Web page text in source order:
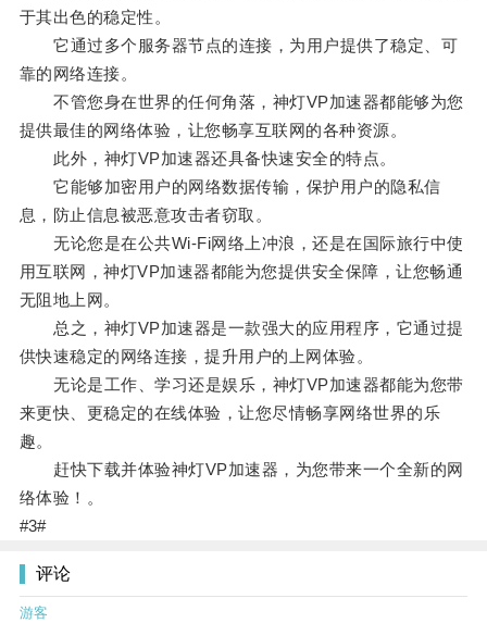
于其出色的稳定性。
它通过多个服务器节点的连接，为用户提供了稳定、可
靠的网络连接。
不管您身在世界的任何角落，神灯VP加速器都能够为您
提供最佳的网络体验，让您畅享互联网的各种资源。
此外，神灯VP加速器还具备快速安全的特点。
它能够加密用户的网络数据传输，保护用户的隐私信
息，防止信息被恶意攻击者窃取。
无论您是在公共Wi-Fi网络上冲浪，还是在国际旅行中使
用互联网，神灯VP加速器都能为您提供安全保障，让您畅通
无阻地上网。
总之，神灯VP加速器是一款强大的应用程序，它通过提
供快速稳定的网络连接，提升用户的上网体验。
无论是工作、学习还是娱乐，神灯VP加速器都能为您带
来更快、更稳定的在线体验，让您尽情畅享网络世界的乐
趣。
赶快下载并体验神灯VP加速器，为您带来一个全新的网
络体验！。
#3#
评论
游客